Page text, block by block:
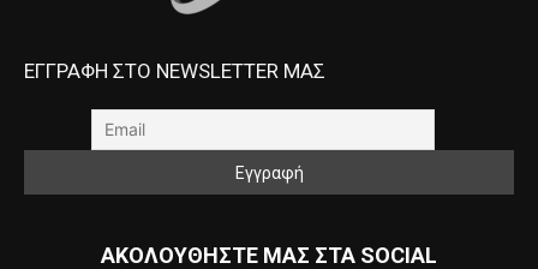
ΕΓΓΡΑΦΗ ΣΤΟ NEWSLETTER ΜΑΣ
ΑΚΟΛΟΥΘΗΣΤΕ ΜΑΣ ΣΤΑ SOCIAL